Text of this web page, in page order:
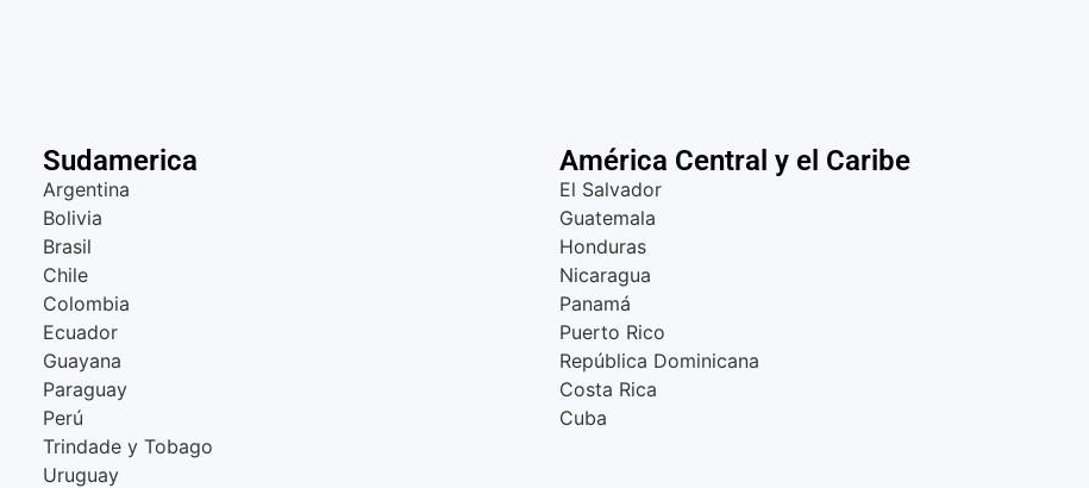
Sudamerica
Argentina
Bolivia
Brasil
Chile
Colombia
Ecuador
Guayana
Paraguay
Perú
Trindade y Tobago
Uruguay
América Central y el Caribe
El Salvador
Guatemala
Honduras
Nicaragua
Panamá
Puerto Rico
República Dominicana
Costa Rica
Cuba